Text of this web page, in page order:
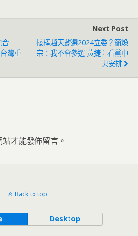
合
灣重
Next Post
接棒趙天麟選2024立委？簡煥
宗：我不會參選 黃捷︰看黨中
央安排
站才能發佈留言。
Back to top
Desktop